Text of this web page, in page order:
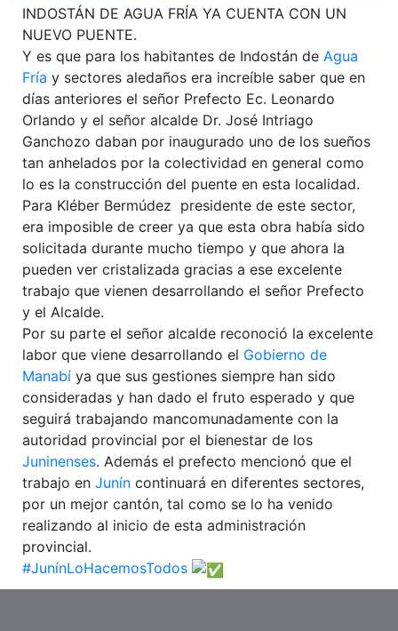
INDOSTÁN DE AGUA FRÍA YA CUENTA CON UN
NUEVO PUENTE.
Y es que para los habitantes de Indostán de Agua
Fría y sectores aledaños era increíble saber que en
días anteriores el señor Prefecto Ec. Leonardo
Orlando y el señor alcalde Dr. José Intriago
Ganchozo daban por inaugurado uno de los sueños
tan anhelados por la colectividad en general como
lo es la construcción del puente en esta localidad.
Para Kléber Bermúdez presidente de este sector,
era imposible de creer ya que esta obra había sido
solicitada durante mucho tiempo y que ahora la
pueden ver cristalizada gracias a ese excelente
trabajo que vienen desarrollando el señor Prefecto
y el Alcalde.
Por su parte el señor alcalde reconoció la excelente
labor que viene desarrollando el Gobierno de
Manabí ya que sus gestiones siempre han sido
consideradas y han dado el fruto esperado y que
seguirá trabajando mancomunadamente con la
autoridad provincial por el bienestar de los
Juninenses. Además el prefecto mencionó que el
trabajo en Junín continuará en diferentes sectores,
por un mejor cantón, tal como se lo ha venido
realizando al inicio de esta administración
provincial.
#JunínLoHacemosTodos